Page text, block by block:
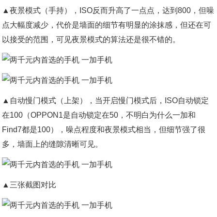
▲夜景模式（手持），ISO反而升高了一点点，达到800，但噪
点大幅度减少，代价是墙面的细节有明显的涂抹感，但还在可
以接受的范围，可见夜景模式的算法还是很不错的。
▲自动慢门模式（上架），当开启慢门模式后，ISO自动锁定
在100（OPPON1是自动锁定在50，不明白为什么一加和
Find7都是100），噪点程度和夜景模式相当，但细节强了很
多，墙面上的缝隙清晰可见。
▲三张截图对比